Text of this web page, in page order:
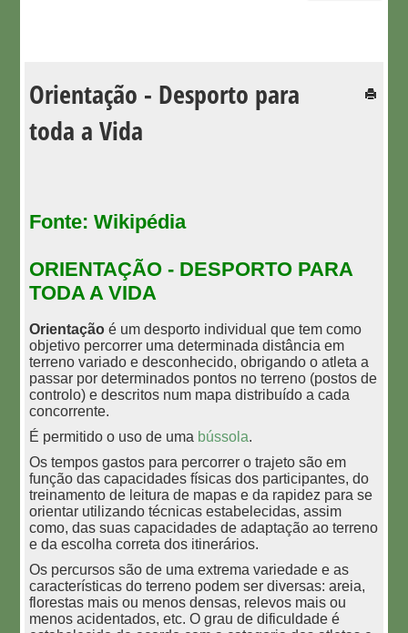
Orientação - Desporto para
toda a Vida
Fonte: Wikipédia
ORIENTAÇÃO - DESPORTO PARA
TODA A VIDA
Orientação é um desporto individual que tem como
objetivo percorrer uma determinada distância em
terreno variado e desconhecido, obrigando o atleta a
passar por determinados pontos no terreno (postos de
controlo) e descritos num mapa distribuído a cada
concorrente.
É permitido o uso de uma bússola.
Os tempos gastos para percorrer o trajeto são em
função das capacidades físicas dos participantes, do
treinamento de leitura de mapas e da rapidez para se
orientar utilizando técnicas estabelecidas, assim
como, das suas capacidades de adaptação ao terreno
e da escolha correta dos itinerários.
Os percursos são de uma extrema variedade e as
características do terreno podem ser diversas: areia,
florestas mais ou menos densas, relevos mais ou
menos acidentados, etc. O grau de dificuldade é